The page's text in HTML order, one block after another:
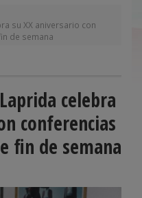
su XX aniversario con
de semana
celebra
conferencias
fin de semana